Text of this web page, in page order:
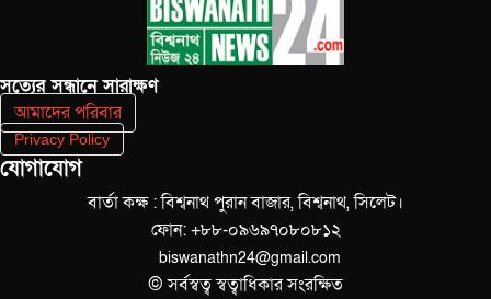
সত‌্যের সন্ধানে সারাক্ষণ
আমাদের পরিবার
Privacy Policy
যোগাযোগ
বার্তা কক্ষ : বিশ্বনাথ পুরান বাজার, বিশ্বনাথ, সিলেট।
ফোন: +৮৮-০৯৬৯৭০৮০৮১২
biswanathn24@gmail.com
© সর্বস্বত্ব স্বত্বাধিকার সংরক্ষিত